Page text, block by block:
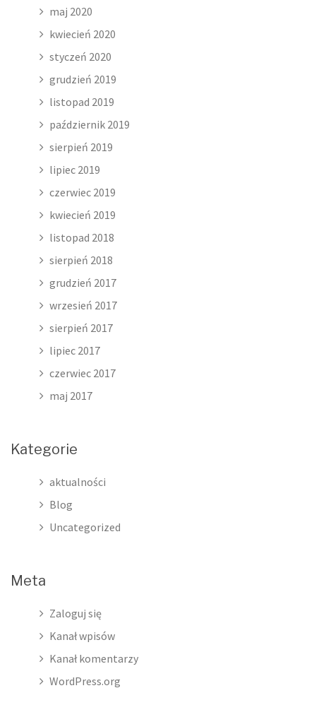
maj 2020
kwiecień 2020
styczeń 2020
grudzień 2019
listopad 2019
październik 2019
sierpień 2019
lipiec 2019
czerwiec 2019
kwiecień 2019
listopad 2018
sierpień 2018
grudzień 2017
wrzesień 2017
sierpień 2017
lipiec 2017
czerwiec 2017
maj 2017
Kategorie
aktualności
Blog
Uncategorized
Meta
Zaloguj się
Kanał wpisów
Kanał komentarzy
WordPress.org